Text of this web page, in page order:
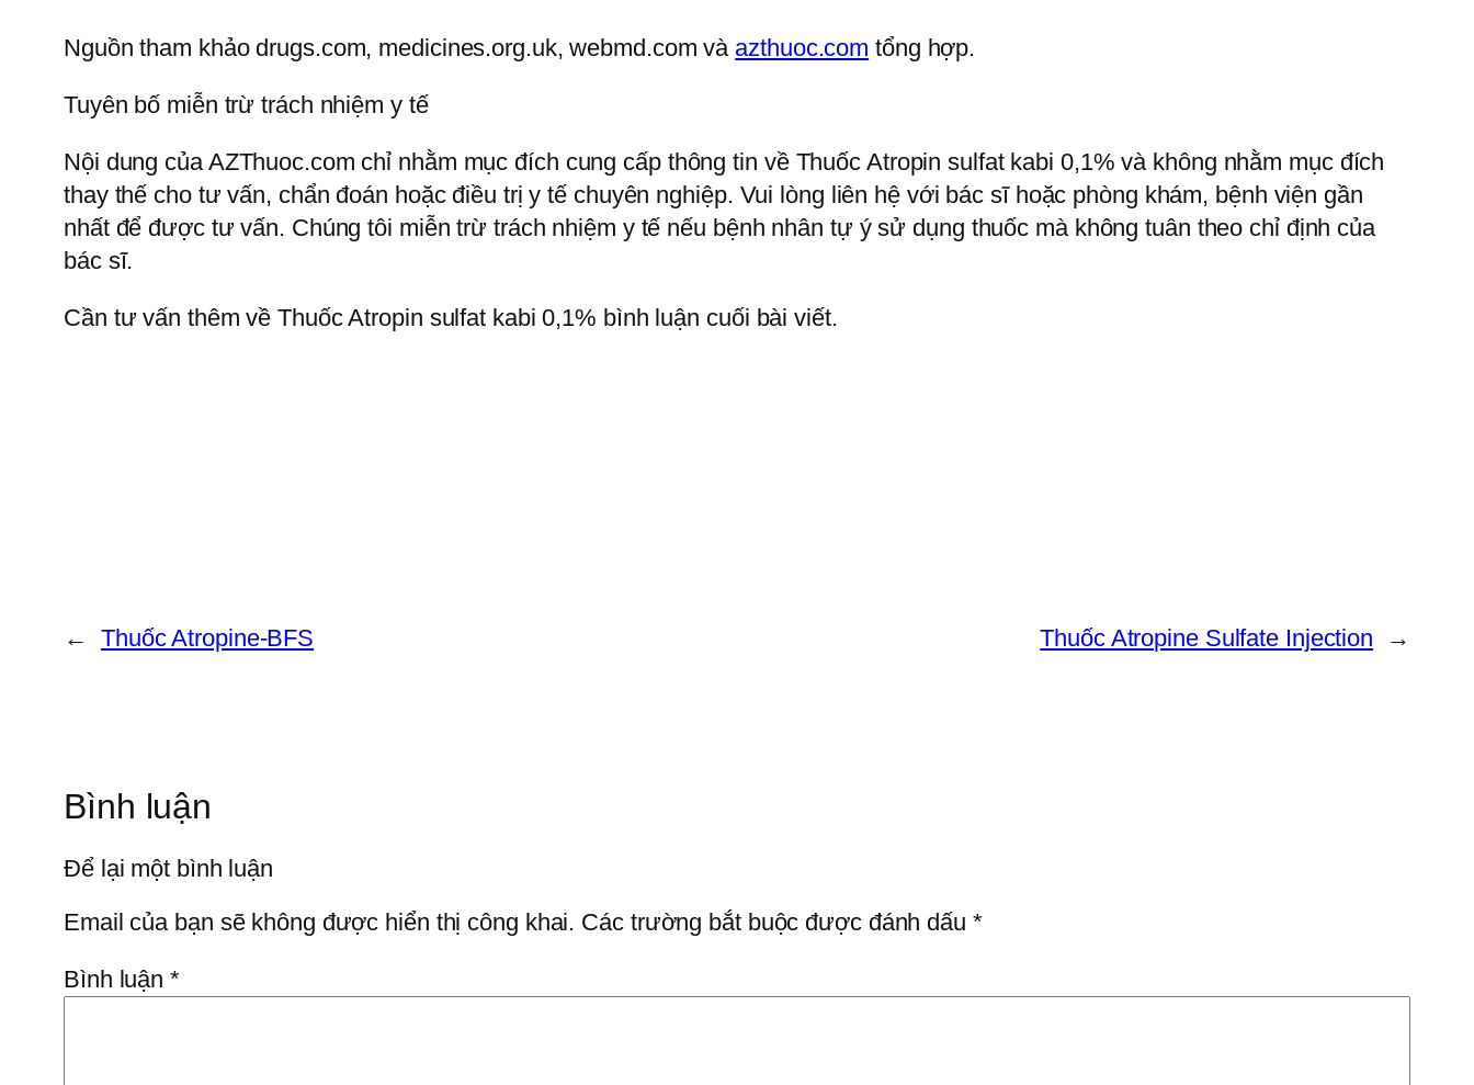
Nguồn tham khảo drugs.com, medicines.org.uk, webmd.com và azthuoc.com tổng hợp.
Tuyên bố miễn trừ trách nhiệm y tế
Nội dung của AZThuoc.com chỉ nhằm mục đích cung cấp thông tin về Thuốc Atropin sulfat kabi 0,1% và không nhằm mục đích
thay thế cho tư vấn, chẩn đoán hoặc điều trị y tế chuyên nghiệp. Vui lòng liên hệ với bác sĩ hoặc phòng khám, bệnh viện gần
nhất để được tư vấn. Chúng tôi miễn trừ trách nhiệm y tế nếu bệnh nhân tự ý sử dụng thuốc mà không tuân theo chỉ định của
bác sĩ.
Cần tư vấn thêm về Thuốc Atropin sulfat kabi 0,1% bình luận cuối bài viết.
← Thuốc Atropine-BFS Thuốc Atropine Sulfate Injection →
Bình luận
Để lại một bình luận
Email của bạn sẽ không được hiển thị công khai. Các trường bắt buộc được đánh dấu *
Bình luận*